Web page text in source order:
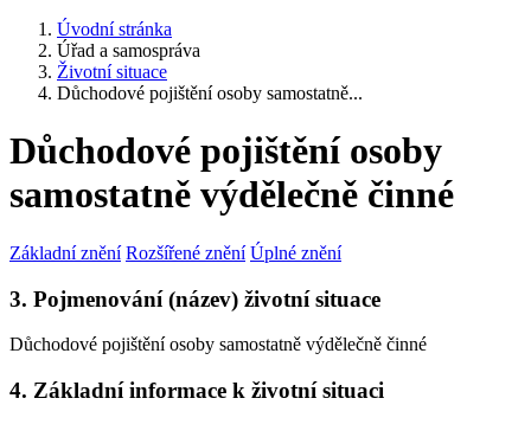
Úvodní stránka
Úřad a samospráva
Životní situace
Důchodové pojištění osoby samostatně...
Důchodové pojištění osoby
samostatně výdělečně činné
Základní znění Rozšířené znění Úplné znění
3. Pojmenování (název) životní situace
Důchodové pojištění osoby samostatně výdělečně činné
4. Základní informace k životní situaci